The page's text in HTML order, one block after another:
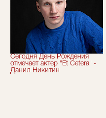
Сегодня День Рождения
отмечает актер "Et Cetera" -
Данил Никитин